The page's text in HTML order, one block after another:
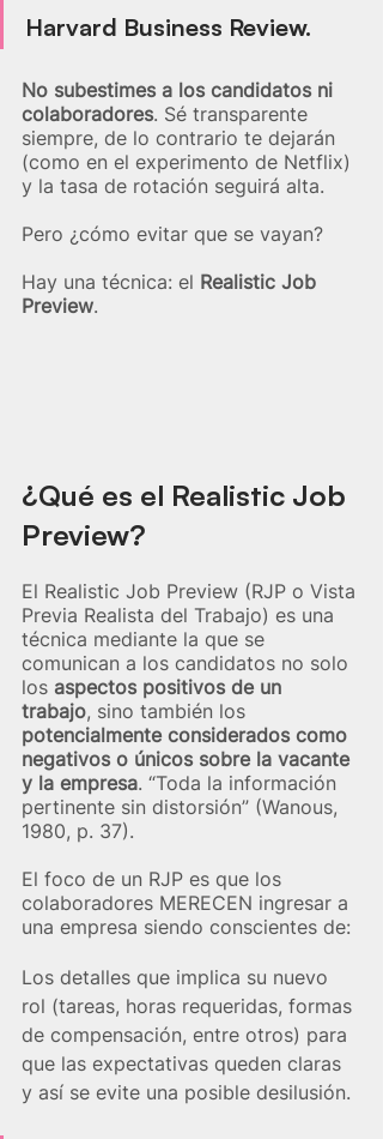
Harvard Business Review.
No subestimes a los candidatos ni
colaboradores. Sé transparente
siempre, de lo contrario te dejarán
(como en el experimento de Netflix)
y la tasa de rotación seguirá alta.
Pero ¿cómo evitar que se vayan?
Hay una técnica: el Realistic Job
Preview.
¿Qué es el Realistic Job
Preview?
El Realistic Job Preview (RJP o Vista
Previa Realista del Trabajo) es una
técnica mediante la que se
comunican a los candidatos no solo
los aspectos positivos de un
trabajo, sino también los
potencialmente considerados como
negativos o únicos sobre la vacante
y la empresa. “Toda la información
pertinente sin distorsión” (Wanous,
1980, p. 37).
El foco de un RJP es que los
colaboradores MERECEN ingresar a
una empresa siendo conscientes de:
Los detalles que implica su nuevo
rol (tareas, horas requeridas, formas
de compensación, entre otros) para
que las expectativas queden claras
y así se evite una posible desilusión.